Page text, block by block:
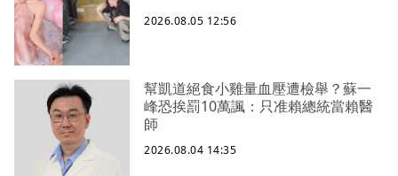
2026.08.05 12:56
幫凱道絕食小雞量血壓遭檢舉？蘇一
峰恐挨罰10萬諷：只准賴總統當賴醫
師
2026.08.04 14:35